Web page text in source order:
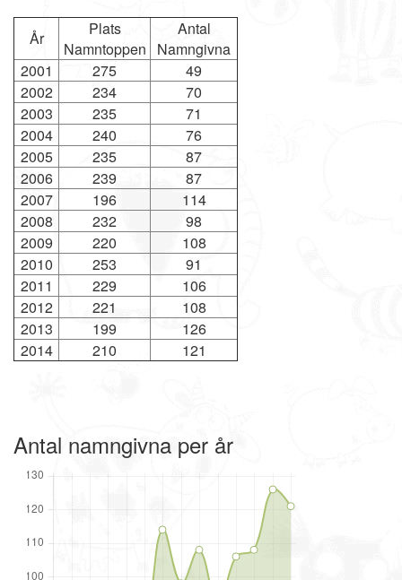
År
Plats
Namntoppen
Antal
Namngivna
2001
275
49
2002
234
70
2003
235
71
2004
240
76
2005
235
87
2006
239
87
2007
196
114
2008
232
98
2009
220
108
2010
253
91
2011
229
106
2012
221
108
2013
199
126
2014
210 121
Antal namngivna per år